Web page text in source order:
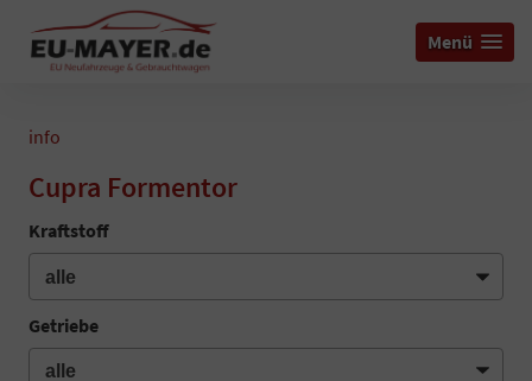
Menü
info
Cupra Formentor
Kraftstoff
Getriebe